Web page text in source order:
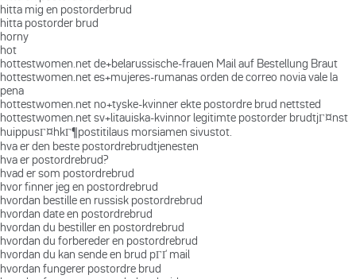
hitta mig en postorderbrud
hitta postorder brud
horny
hot
hottestwomen.net de+belarussische-frauen Mail auf Bestellung Braut
hottestwomen.net es+mujeres-rumanas orden de correo novia vale la
pena
hottestwomen.net no+tyske-kvinner ekte postordre brud nettsted
hottestwomen.net sv+litauiska-kvinnor legitimte postorder brudtjГ¤nst
huippusГ¤hkГ¶postitilaus morsiamen sivustot.
hva er den beste postordrebrudtjenesten
hva er postordrebrud?
hvad er som postordrebrud
hvor finner jeg en postordrebrud
hvordan bestille en russisk postordrebrud
hvordan date en postordrebrud
hvordan du bestiller en postordrebrud
hvordan du forbereder en postordrebrud
hvordan du kan sende en brud pГҐ mail
hvordan fungerer postordre brud